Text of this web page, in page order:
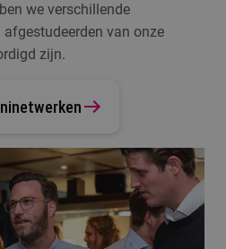
we verschillende
van onze
zijn.